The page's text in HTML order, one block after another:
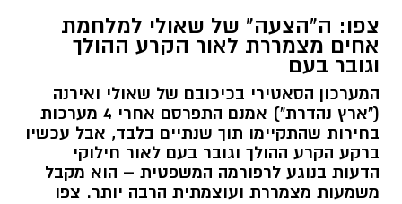
צפו: ה"הצעה" של שאולי למלחמת
אחים מצמררת לאור הקרע ההולך
וגובר בעם
המערכון הסאטירי בכיכובם של שאולי ואירנה
("ארץ נהדרת") אמנם התפרסם אחרי 4 מערכות
בחירות שהתקיימו תוך שנתיים בלבד, אבל עכשיו
ברקע הקרע ההולך וגובר בעם לאור חילוקי
הדעות בנוגע לרפורמה המשפטית – הוא מקבל
משמעות מצמררת ועוצמתית הרבה יותר. צפו